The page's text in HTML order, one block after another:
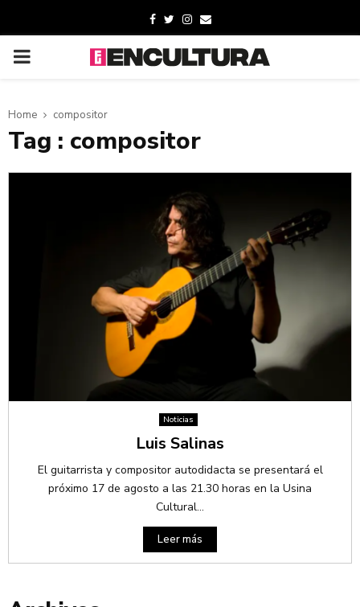
Home compositor
Tag : compositor
Noticias
Luis Salinas
El guitarrista y compositor autodidacta se presentará el
próximo 17 de agosto a las 21.30 horas en la Usina
Cultural...
Leer más